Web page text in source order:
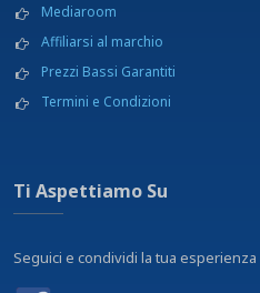
Mediaroom
Affiliarsi al marchio
Prezzi Bassi Garantiti
Termini e Condizioni
Ti Aspettiamo Su
Seguici e condividi la tua esperienza